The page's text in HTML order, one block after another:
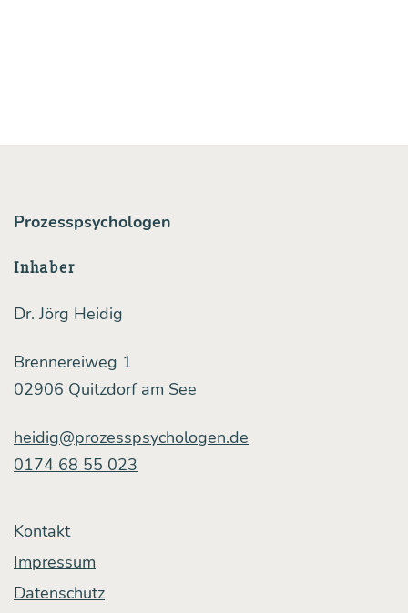
Prozesspsychologen
Inhaber
Dr. Jörg Heidig
Brennereiweg 1
02906 Quitzdorf am See
heidig@prozesspsychologen.de
0174 68 55 023
Kontakt
Impressum
Datenschutz